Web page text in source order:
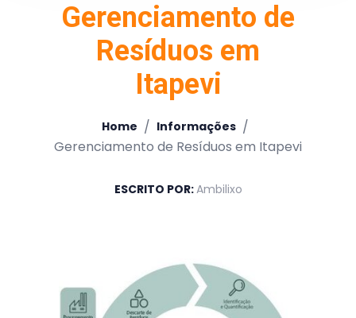
Gerenciamento de
Resíduos em
Itapevi
Home / Informações /
Gerenciamento de Resíduos em Itapevi
ESCRITO POR:Ambilixo